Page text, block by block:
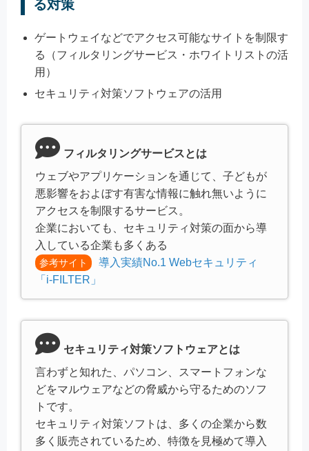
る対策
ゲートウェイなどでアクセス可能なサイトを制限す
る（フィルタリングサービス・ホワイトリストの活
用）
セキュリティ対策ソフトウェアの活用
フィルタリングサービスとは
ウェブやアプリケーションを通じて、子どもが
悪影響をおよぼす有害な情報に触れ無いように
アクセスを制限するサービス。
企業においても、セキュリティ対策の面から導
入している企業も多くある
参考サイト
導入実績No.1 Webセキュリティ
「i-FILTER」
セキュリティ対策ソフトウェアとは
言わずと知れた、パソコン、スマートフォンな
どをマルウェアなどの脅威から守るためのソフ
トです。
セキュリティ対策ソフトは、多くの企業から数
多く販売されているため、特徴を見極めて導入